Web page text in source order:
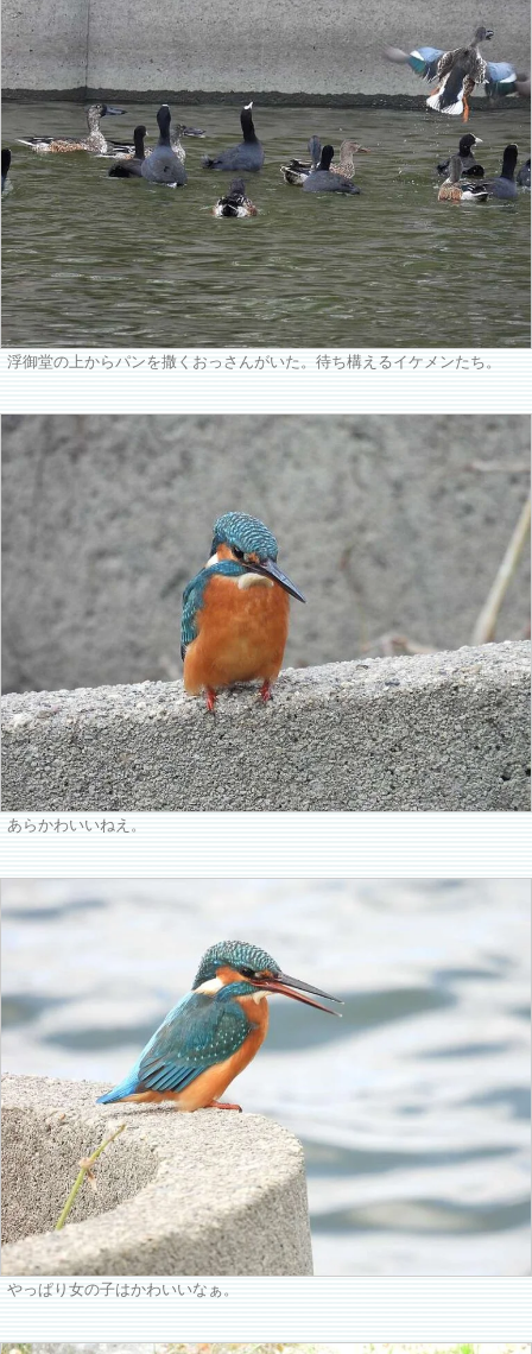
浮御堂の上からパンを撒くおっさんがいた。待ち構えるイケメンたち。
あらかわいいねえ。
やっぱり女の子はかわいいなぁ。